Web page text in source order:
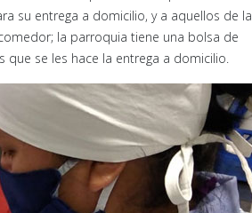
su entrega a domicilio, y a aquellos de la
la parroquia tiene una bolsa de
que se les hace la entrega a domicilio.